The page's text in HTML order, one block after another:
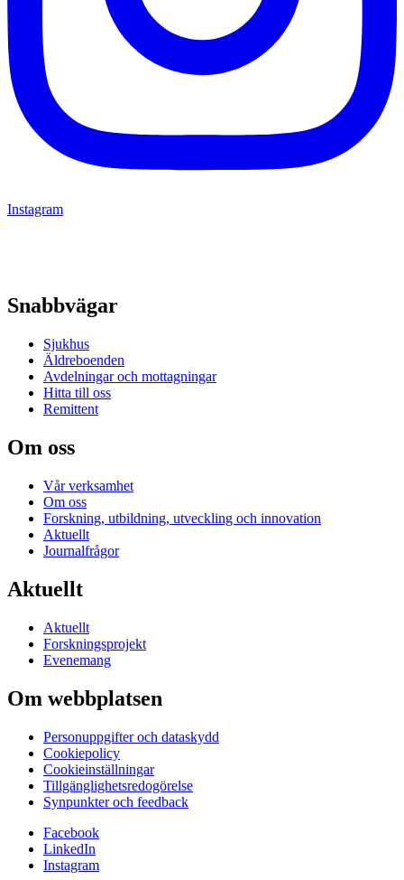
Instagram
Snabbvägar
Sjukhus
Äldreboenden
Avdelningar och mottagningar
Hitta till oss
Remittent
Om oss
Vår verksamhet
Om oss
Forskning, utbildning, utveckling och innovation
Aktuellt
Journalfrågor
Aktuellt
Aktuellt
Forskningsprojekt
Evenemang
Om webbplatsen
Personuppgifter och dataskydd
Cookiepolicy
Cookieinställningar
Tillgänglighetsredogörelse
Synpunkter och feedback
Facebook
LinkedIn
Instagram